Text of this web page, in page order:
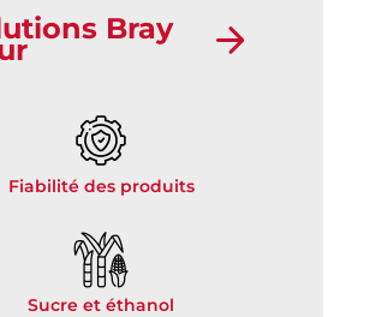
Bray
Fiabilité des produits
Sucre et éthanol